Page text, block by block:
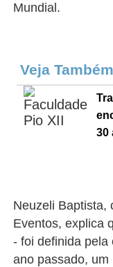
Mundial.
Veja Também
30
Neuzeli Baptista,
Eventos, explica
- foi definida pela
ano passado,